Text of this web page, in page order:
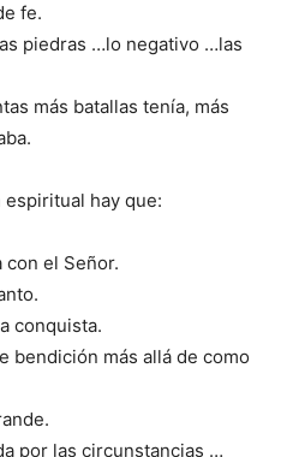
fe.
piedras …lo negativo …las
más batallas tenía, más
espiritual hay que:
el Señor.
conquista.
bendición más allá de como
por las circunstancias …